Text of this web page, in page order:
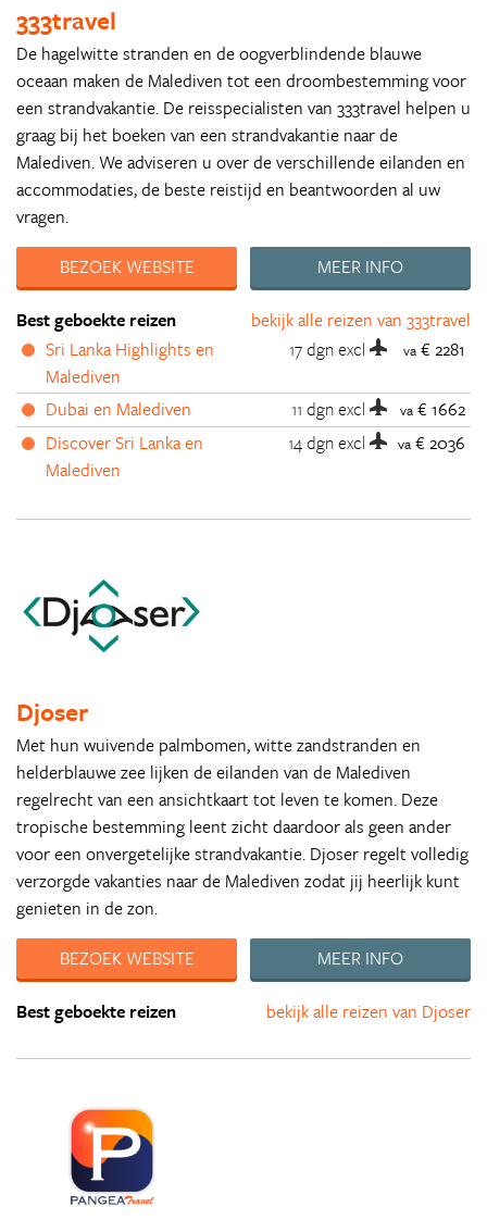
333travel
De hagelwitte stranden en de oogverblindende blauwe
oceaan maken de Malediven tot een droombestemming voor
een strandvakantie. De reisspecialisten van 333travel helpen u
graag bij het boeken van een strandvakantie naar de
Malediven. We adviseren u over de verschillende eilanden en
accommodaties, de beste reistijd en beantwoorden al uw
vragen.
BEZOEK WEBSITE
MEER INFO
bekijk alle reizen van 333travel
Best geboekte reizen
Sri Lanka Highlights en
Malediven
17 dgnexcl va € 2281
Dubai en Malediven 11 dgnexcl va € 1662
Discover Sri Lanka en
Malediven
14 dgnexcl va € 2036
Djoser
Met hun wuivende palmbomen, witte zandstranden en
helderblauwe zee lijken de eilanden van de Malediven
regelrecht van een ansichtkaart tot leven te komen. Deze
tropische bestemming leent zicht daardoor als geen ander
voor een onvergetelijke strandvakantie. Djoser regelt volledig
verzorgde vakanties naar de Malediven zodat jij heerlijk kunt
genieten in de zon.
BEZOEK WEBSITE
MEER INFO
bekijk alle reizen van Djoser
Best geboekte reizen